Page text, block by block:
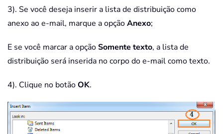
3). Se você deseja inserir a lista de distribuição como
anexo ao e-mail, marque a opçãoAnexo;
E se você marcar a opçãoSomente texto, a lista de
distribuição será inserida no corpo do e-mail como texto.
4). Clique no botãoOK.